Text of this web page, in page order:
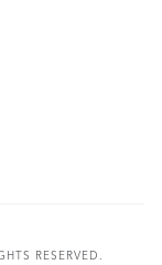
RESERVED.